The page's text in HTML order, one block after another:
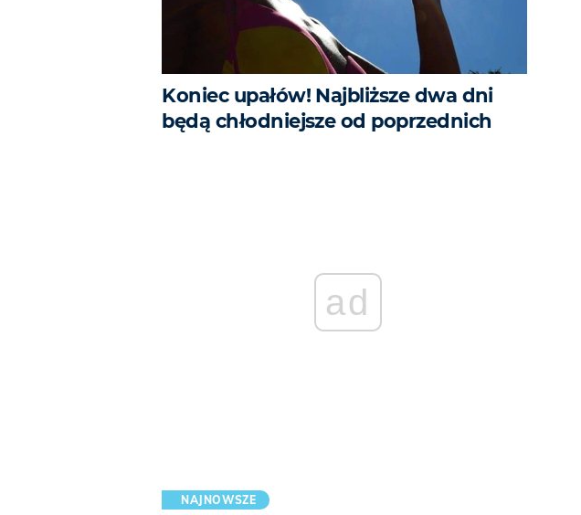
Koniec upałów! Najbliższe dwa dni
będą chłodniejsze od poprzednich
ad
NAJNOWSZE